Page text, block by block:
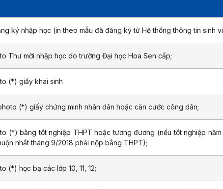
ký nhập học (in theo mẫu đã đăng ký từ Hệ thống thông tin sinh
Thư mời nhập học do trường Đại học Hoa Sen cấp;
(*) giấy khai sinh
(*) giấy chứng minh nhân dân hoặc căn cước công dân;
(*) bằng tốt nghiệp THPT hoặc tương đương (nếu tốt nghiệp năm
nhất tháng 9/2018 phải nộp bằng THPT);
(*) học bạ các lớp 10, 11, 12;